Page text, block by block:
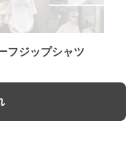
フジップシャツ